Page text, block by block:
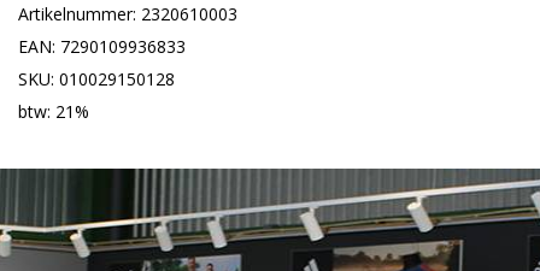
Artikelnummer: 2320610003
EAN: 7290109936833
SKU: 010029150128
btw: 21%